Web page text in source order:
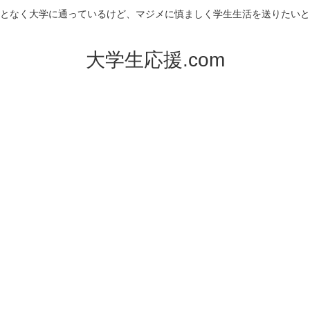
なく大学に通っているけど、マジメに慎ましく学生生活を送りたい
大学生応援.com